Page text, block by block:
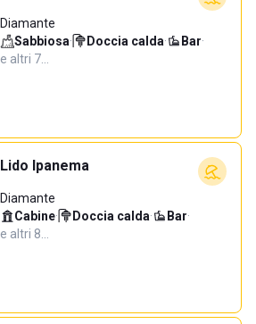
Diamante
Sabbiosa· Doccia calda· Bar·
e altri 7…
Lido Ipanema
Diamante
Cabine· Doccia calda· Bar·
e altri 8…